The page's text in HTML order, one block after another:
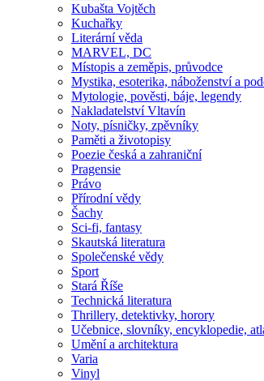
Kubašta Vojtěch
Kuchařky
Literární věda
MARVEL, DC
Místopis a zeměpis, průvodce
Mystika, esoterika, náboženství a
Mytologie, pověsti, báje, legendy
Nakladatelství Vltavín
Noty, písničky, zpěvníky
Paměti a životopisy
Poezie česká a zahraniční
Pragensie
Právo
Přírodní vědy
Šachy
Sci-fi, fantasy
Skautská literatura
Společenské vědy
Sport
Stará Říše
Technická literatura
Thrillery, detektivky, horory
Učebnice, slovníky, encyklopedie,
Umění a architektura
Varia
Vinyl